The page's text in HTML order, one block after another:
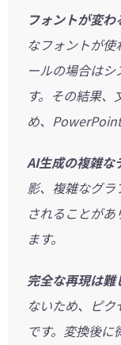
フォントが変
なフォントが使
ールの場合は
す。その結果
め、
AI生成の複雑な
影、複雑なグ
されることが
ます。
完全な再現は難
ないため、ピ
です。変換後